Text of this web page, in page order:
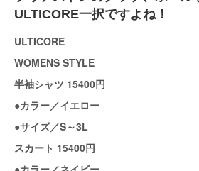
ULTICORE一択ですよね！
ULTICORE
WOMENS STYLE
半袖シャツ 15400円
●カラー／イエロー
●サイズ／S～3L
スカート 15400円